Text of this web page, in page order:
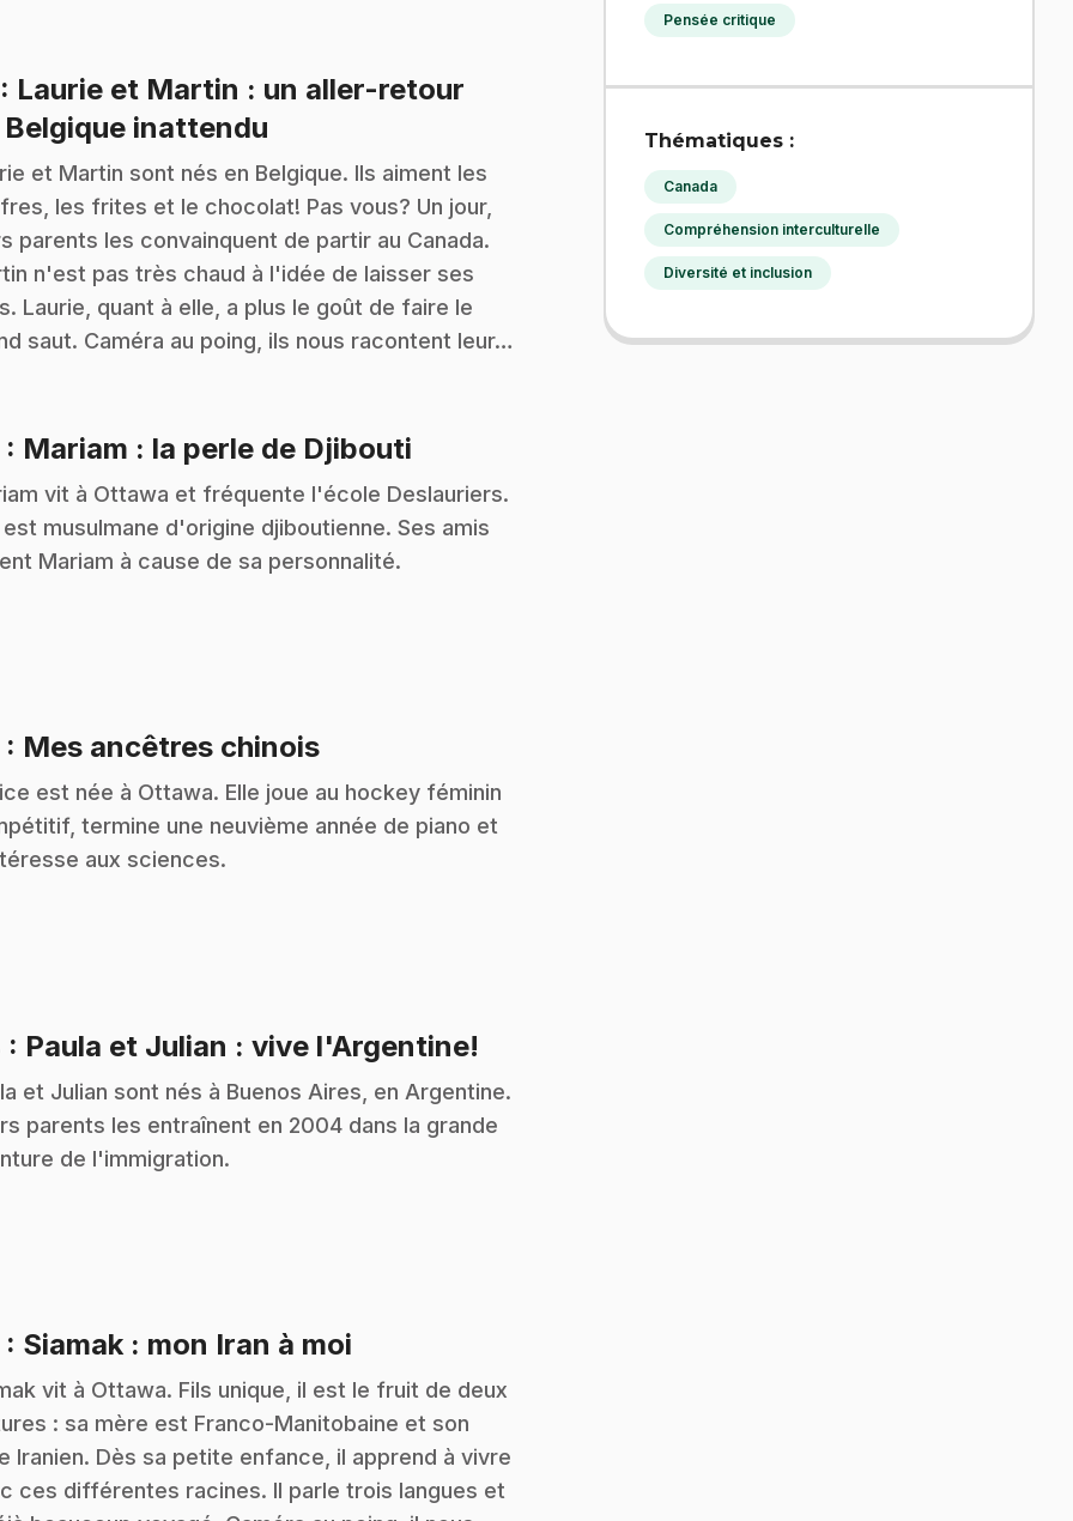
: Laurie et Martin : un aller-retour
Belgique inattendu
et Martin sont nés en Belgique. Ils aiment les
les frites et le chocolat! Pas vous? Un jour,
parents les convainquent de partir au Canada.
n'est pas très chaud à l'idée de laisser ses
Laurie, quant à elle, a plus le goût de faire le
saut. Caméra au poing, ils nous racontent leur…
: Mariam : la perle de Djibouti
vit à Ottawa et fréquente l'école Deslauriers.
est musulmane d'origine djiboutienne. Ses amis
Mariam à cause de sa personnalité.
: Mes ancêtres chinois.
est née à Ottawa. Elle joue au hockey féminin
termine une neuvième année de piano et
aux sciences.
: Paula et Julian : vive l'Argentine!
et Julian sont nés à Buenos Aires, en Argentine.
parents les entraînent en 2004 dans la grande
de l'immigration.
: Siamak : mon Iran à moi
vit à Ottawa. Fils unique, il est le fruit de deux
: sa mère est Franco-Manitobaine et son
Iranien. Dès sa petite enfance, il apprend à vivre
ces différentes racines. Il parle trois langues et
Pensée critique
Thématiques :
Canada
Compréhension interculturelle
Diversité et inclusion